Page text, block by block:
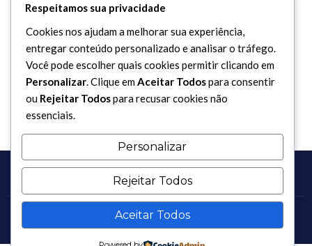
11 – Meu Senhor, meu Senhor, Tu és o Grande e eu sou o pequeno,
será que o pequeno pode ser compadecido a não ser pelo Grande?
12 – Meu Senhor, meu Senhor, Tu és o Amo e eu sou o escravo,
será que o escravo pode ser compadecido a não ser pelo Amo?
Copyright 2017 - 2026 / Todos os direitos reservados.
Respeitamos sua privacidade
Cookies nos ajudam a melhorar sua experiência,
entregar conteúdo personalizado e analisar o tráfego.
Você pode escolher quais cookies permitir clicando em
Personalizar. Clique emAceitar Todospara consentir
ou Rejeitar Todospara recusar cookies não
essenciais.
Personalizar
Rejeitar Todos
Aceitar Todos